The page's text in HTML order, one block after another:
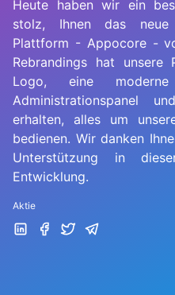
Heute haben wir ein
stolz, Ihnen das neue
Plattform - Appocore -
Rebrandings hat unsere
Logo, eine
Administrationspanel
erhalten, alles um
bedienen. Wir danken
Unterstützung in
Entwicklung.
Aktie